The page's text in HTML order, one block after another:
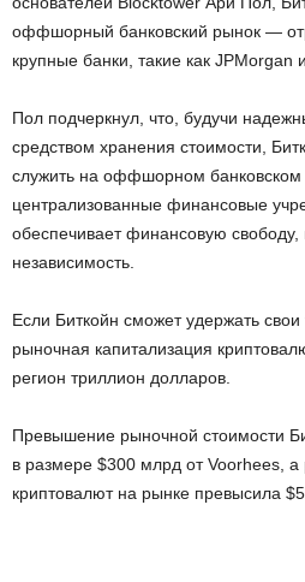
оффшорный банковский рынок —
крупные банки, такие как JPMorgan
Пол подчеркнул, что, будучи
средством хранения стоимости,
служить на оффшорном банковском
централизованные финансовые
обеспечивает финансовую свободу,
независимость.
Если Биткойн сможет удержать
рыночная капитализация
регион триллион долларов.
Превышение рыночной стоимости
в размере $300 млрд от Voorhees,
криптовалют на рынке превысила